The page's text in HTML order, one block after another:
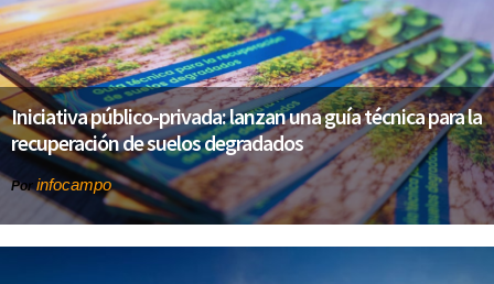
Iniciativa público-privada: lanzan una guía técnica para la
recuperación de suelos degradados
Porinfocampo